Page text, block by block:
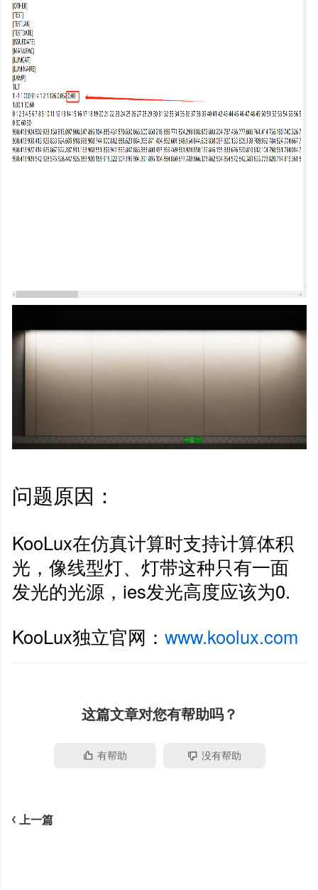
问题原因：
KooLux在仿真计算时支持计算体积
光，像线型灯、灯带这种只有一面
发光的光源，ies发光高度应该为0.
KooLux独立官网： www.koolux.com
这篇文章对您有帮助吗？
有帮助 没有帮助
< 上一篇